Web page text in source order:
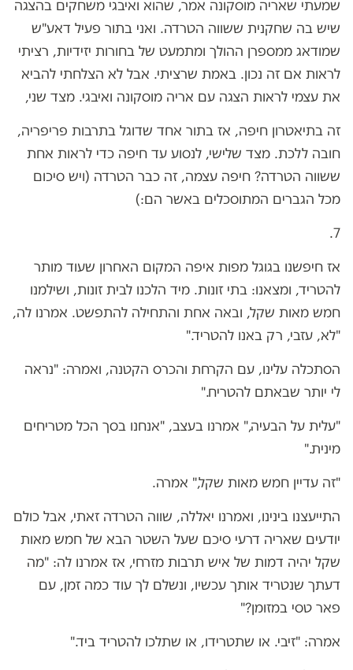
שמעתי שאריה מוסקונה אמר, שהוא ואיבגי משחקים בהצגה
שיש בה שחקנית ששווה הטרדה. ואני בתור פעיל דאע"ש
שמודאג ממספרן ההולך ומתמעט של בחורות יזידיות, רציתי
לראות אם זה נכון. באמת שרציתי. אבל לא הצלחתי להביא
את עצמי לראות הצגה עם אריה מוסקונה ואיבגי. מצד שני,
זה בתיאטרון חיפה, אז בתור אחד שדוגל בתרבות פריפריה,
חובה ללכת. מצד שלישי, לנסוע עד חיפה כדי לראות אחת
ששווה הטרדה? חיפה עצמה, זה כבר הטרדה (ויש סיכום
מכל הגברים המתוסכלים באשר הם:)
7.
אז חיפשנו בגוגל מפות איפה המקום האחרון שעוד מותר
להטריד, ומצאנו: בתי זונות. מיד הלכנו לבית זונות, ושילמנו
חמש מאות שקל, ובאה אחת והתחילה להתפשט. אמרנו לה,
"לא, עזבי, רק באנו להטריד."
הסתכלה עלינו, עם הקרחת והכרס הקטנה, ואמרה: "נראה
לי יותר שבאתם להטריח."
"עלית על הבעיה," אמרנו בעצב, "אנחנו בסך הכל מטריחים
מינית."
"זה עדיין חמש מאות שקל," אמרה.
התייעצנו בינינו, ואמרנו יאללה, שווה הטרדה זאתי, אבל כולם
יודעים שאריה דרעי סיכם שעל השטר הבא של חמש מאות
שקל יהיה דמות של איש תרבות מזרחי, אז אמרנו לה: "מה
דעתך שנטריד אותך עכשיו, ונשלם לך עוד כמה זמן, עם
פאר טסי במזומן?"
אמרה: "זיבי. או שתטרידו, או שתלכו להטריד ביד."